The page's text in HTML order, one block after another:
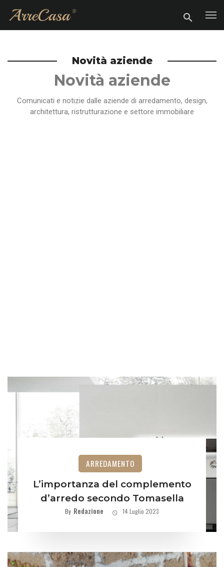
Novità aziende
Novità aziende
Comunicati e notizie dalle aziende di arredamento, design,
architettura, ristrutturazione e settore immobiliare
ARREDAMENTO
L’importanza del complemento
d’arredo secondo Tomasella
By Redazione 14 Luglio 2023